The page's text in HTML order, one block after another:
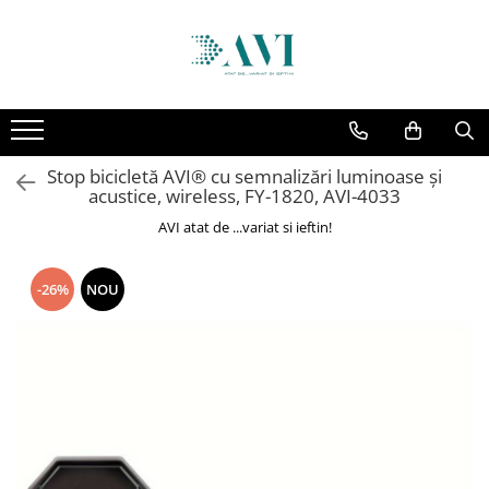
Casa
Accesorii uscatoare rufe
Aparate electrocasnice & accesorii
Accesorii pentru ochelari si lentile
de contact
Coloane de dus si seturi de dus
Stop bicicletă AVI® cu semnalizări luminoase și
acustice, wireless, FY-1820, AVI-4033
AVI atat de ...variat si ieftin!
-26% NOU